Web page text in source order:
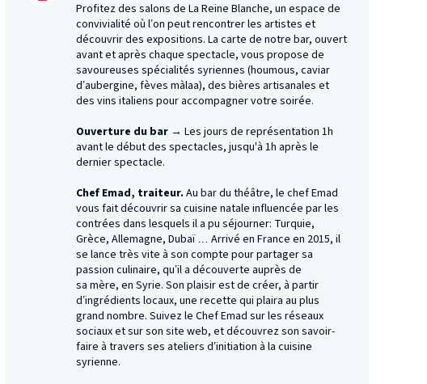
Profitez des salons de La Reine Blanche, un espace de
convivialité où l’on peut rencontrer les artistes et
découvrir des expositions. La carte de notre bar, ouvert
avant et après chaque spectacle, vous propose de
savoureuses spécialités syriennes (houmous, caviar
d’aubergine, fèves màlaa), des bières artisanales et
des vins italiens pour accompagner votre soirée.
Ouverture du bar → Les jours de représentation 1h
avant le début des spectacles, jusqu'à 1h après le
dernier spectacle.
Chef Emad, traiteur. Au bar du théâtre, le chef Emad
vous fait découvrir sa cuisine natale influencée par les
contrées dans lesquels il a pu séjourner: Turquie,
Grèce, Allemagne, Dubaï … Arrivé en France en 2015, il
se lance très vite à son compte pour partager sa
passion culinaire, qu’il a découverte auprès de
sa mère, en Syrie. Son plaisir est de créer, à partir
d’ingrédients locaux, une recette qui plaira au plus
grand nombre. Suivez le Chef Emad sur les réseaux
sociaux et sur son site web, et découvrez son savoir-
faire à travers ses ateliers d’initiation à la cuisine
syrienne.